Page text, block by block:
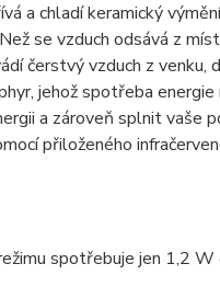
a chladí keramický
se vzduch odsává z
čerstvý vzduch z venku,
jehož spotřeba energie
a zároveň splnit vaše
přiloženého
spotřebuje jen 1,2 W